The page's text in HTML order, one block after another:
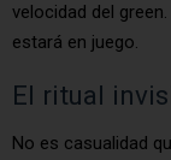
velocidad del
estará en juego.
El ritual
No es casualidad